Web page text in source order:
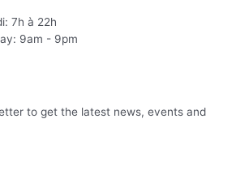
7h à 22h
9am - 9pm
to get the latest news, events and